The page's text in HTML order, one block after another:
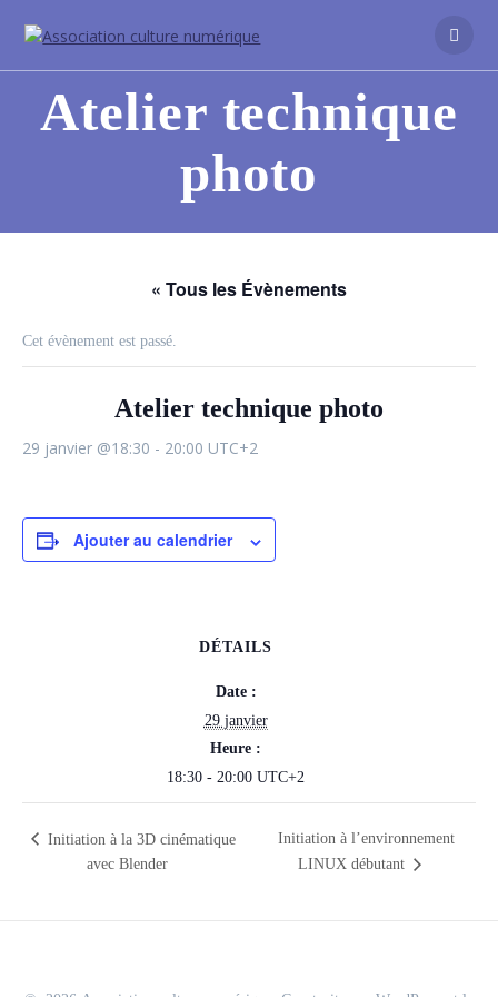
Atelier technique
photo
« Tous les Évènements
Cet évènement est passé.
Atelier technique photo
29 janvier @18:30 - 20:00 UTC+2
Ajouter au calendrier
DÉTAILS
Date :
29 janvier
Heure :
18:30 - 20:00 UTC+2
Initiation à la 3D cinématique
avec Blender
Initiation à l’environnement
LINUX débutant